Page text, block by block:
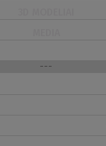
---